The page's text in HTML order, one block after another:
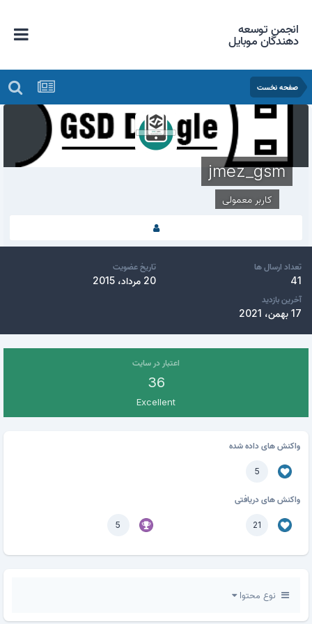
انجمن توسعه
دهندگان موبایل
صفحه نخست
jmez_gsm
کاربر معمولی
تعداد ارسال ها
41
تاریخ عضویت
20 مرداد، 2015
آخرین بازدید
17 بهمن، 2021
اعتبار در سایت
36
Excellent
واکنش های داده شده
5
واکنش های دریافتی
21
5
نوع محتوا